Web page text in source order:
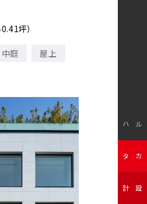
坪）
中庭 屋上